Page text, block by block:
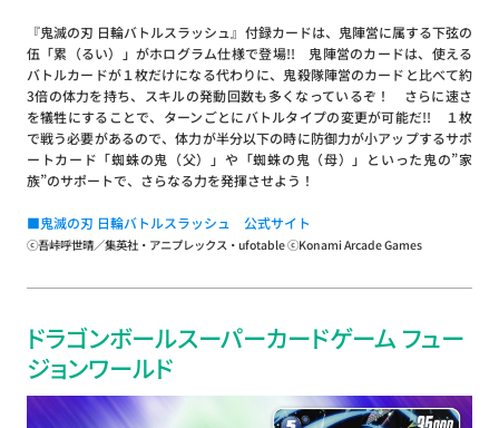
『鬼滅の刃 日輪バトルスラッシュ』付録カードは、鬼陣営に属する下弦の
伍「累（るい）」がホログラム仕様で登場!! 鬼陣営のカードは、使える
バトルカードが１枚だけになる代わりに、鬼殺隊陣営のカードと比べて約
3倍の体力を持ち、スキルの発動回数も多くなっているぞ！ さらに速さ
を犠牲にすることで、ターンごとにバトルタイプの変更が可能だ!! １枚
で戦う必要があるので、体力が半分以下の時に防御力が小アップするサポ
ートカード「蜘蛛の鬼（父）」や「蜘蛛の鬼（母）」といった鬼の”家
族”のサポートで、さらなる力を発揮させよう！
■鬼滅の刃 日輪バトルスラッシュ 公式サイト
ⓒ吾峠呼世晴／集英社・アニプレックス・ufotable ⓒKonami Arcade Games
ドラゴンボールスーパーカードゲーム フュー
ジョンワールド